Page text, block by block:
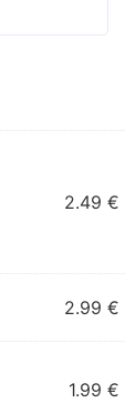
2.49 €
2.99 €
1.99 €